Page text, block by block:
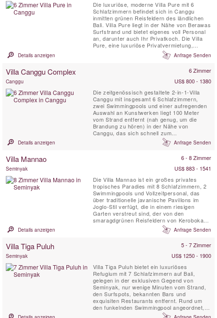
Die luxuriöse, moderne Villa Pure mit 6
Schlafzimmern befindet sich in Canggu
inmitten grünen Reisfeldern des ländlichen
Bali. Villa Pure liegt in der Nähe von Berawas
Surfstrand und bietet eigenes voll Personal
an, darunter auch Ihr Privatkoch. Die Villa
Pure, eine luxuriöse Privatvermietung,
verfügt über große tropische Gärten, einen
15-Meter-Pool mit einer großen schattigen
geräumige und komfortabel eingerichtete
Details anzeigen Anfrage Senden
Villa Canggu Complex 6 Zimmer
Canggu
US$ 800 - 1380
Die zeitgenössisch gestaltete 2-in-1-Villa
Canggu mit insgesamt 6 Schlafzimmern,
zwei Swimmingpools und einer aufregenden
Auswahl an Kunstwerken liegt 100 Meter
vom Strand entfernt (nah genug, um die
Brandung zu hören) in der Nähe von
Canggu, das sich schnell zum
angesagtesten Badeort Balis entwickelt. Der
Villa Canggu-Komplex ist in zwei separate
unabhängig voneinander gemietet werden
können: Die Villa Canggu South mit vier ...
Details anzeigen Anfrage Senden
Villa Mannao 6 - 8 Zimmer
Seminyak
US$ 883 - 1541
Die Villa Mannao ist ein großes privates
tropisches Paradies mit 8 Schlafzimmern, 2
Swimmingpools und Vollzeitpersonal, das
über traditionelle javanische Pavillons im
Joglo-Stil verfügt, die in einem riesigen
Garten verstreut sind, der von den
smaragdgrünen Reisfeldern von Kerobokan,
Südbali, begrenzt wird. Diese Ferienoase ist
für große Familien oder Gruppen von
abgelegenen und ruhigen Ort und doch in
der Nähe des angesagtesten und ...
Details anzeigen Anfrage Senden
Villa Tiga Puluh 5 - 7 Zimmer
Seminyak
US$ 1250 - 1900
Villa Tiga Puluh bietet ein luxuriöses
Refugium mit 7 Schlafzimmern auf Bali,
gelegen in der exklusiven Gegend von
Seminyak, nur wenige Minuten vom Strand,
den Surfspots, bekannten Bars und
exquisiten Restaurants entfernt. Rund um
den funkelnden Swimmingpool angeordnet,
nimmt jedes Schlafzimmer die Form eines